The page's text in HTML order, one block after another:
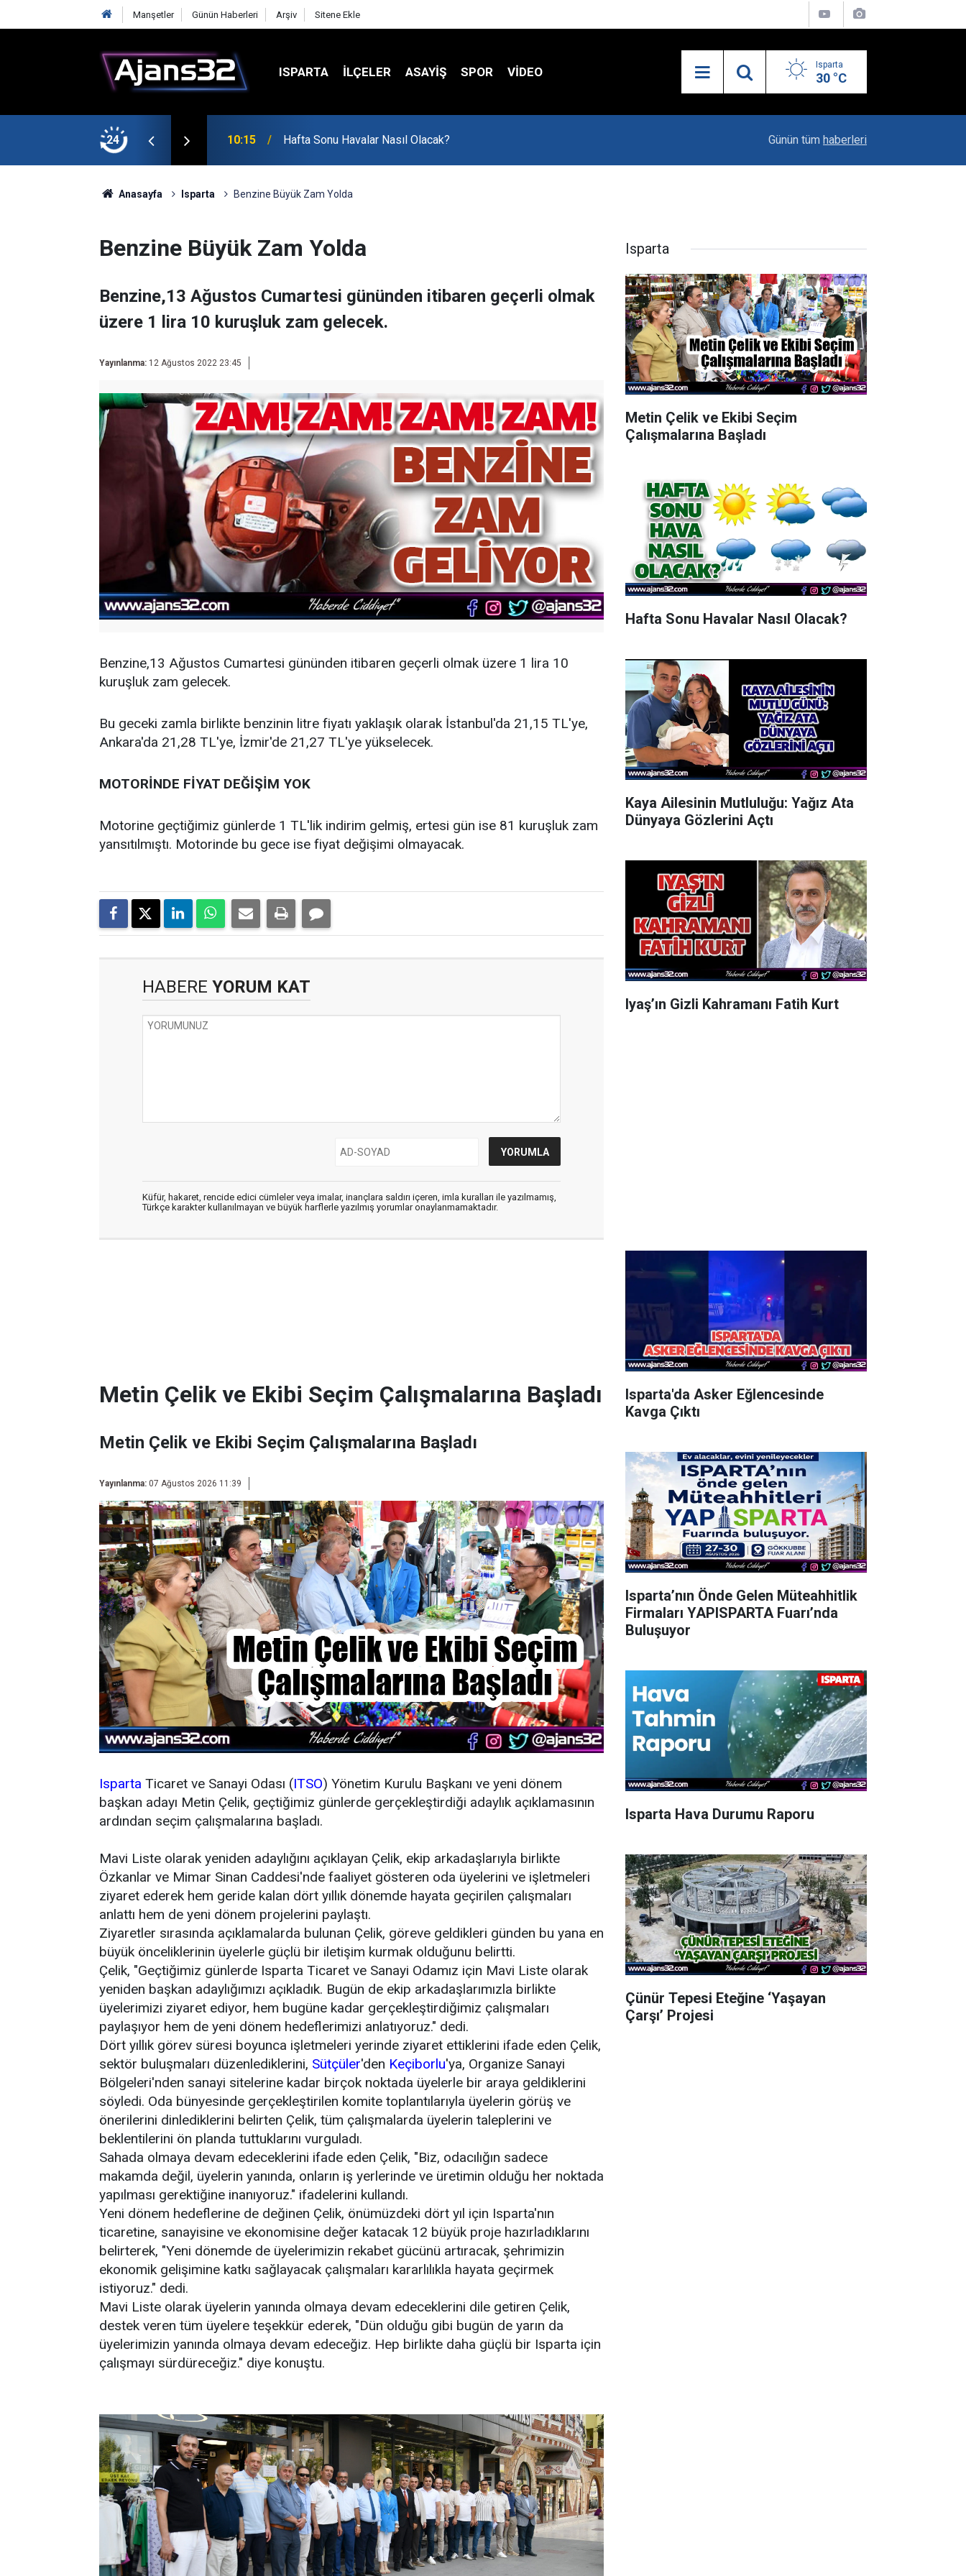
Manşetler Günün Haberleri Arşiv Sitene Ekle
ISPARTA İLÇELER ASAYİŞ SPOR VIDEO Isparta
30 °C
24 10:15 Hafta Sonu Havalar Nasıl Olacak? Kaya Ailesinin Mutluluğu: Yağız Ata Dünyaya
Günün tüm haberleri
Anasayfa Isparta Benzine Büyük Zam Yolda
Benzine Büyük Zam Yolda
Benzine,13 Ağustos Cumartesi gününden itibaren geçerli olmak
üzere 1 lira 10 kuruşluk zam gelecek.
Yayınlanma: 12 Ağustos 2022 23:45
Benzine,13 Ağustos Cumartesi gününden itibaren geçerli olmak üzere 1 lira 10
kuruşluk zam gelecek.
Bu geceki zamla birlikte benzinin litre fiyatı yaklaşık olarak İstanbul'da 21,15 TL'ye,
Ankara'da 21,28 TL'ye, İzmir'de 21,27 TL'ye yükselecek.
MOTORİNDE FİYAT DEĞİŞİM YOK
Motorine geçtiğimiz günlerde 1 TL'lik indirim gelmiş, ertesi gün ise 81 kuruşluk zam
yansıtılmıştı. Motorinde bu gece ise fiyat değişimi olmayacak.
HABERE YORUM KAT
Küfür, hakaret, rencide edici cümleler veya imalar, inançlara saldırı içeren, imla kuralları ile yazılmamış,
Türkçe karakter kullanılmayan ve büyük harflerle yazılmış yorumlar onaylanmamaktadır.
Metin Çelik ve Ekibi Seçim Çalışmalarına Başladı
Metin Çelik ve Ekibi Seçim Çalışmalarına Başladı
Yayınlanma: 07 Ağustos 2026 11:39
Isparta Ticaret ve Sanayi Odası (ITSO) Yönetim Kurulu Başkanı ve yeni dönem
başkan adayı Metin Çelik, geçtiğimiz günlerde gerçekleştirdiği adaylık açıklamasının
ardından seçim çalışmalarına başladı.
Mavi Liste olarak yeniden adaylığını açıklayan Çelik, ekip arkadaşlarıyla birlikte
Özkanlar ve Mimar Sinan Caddesi'nde faaliyet gösteren oda üyelerini ve işletmeleri
ziyaret ederek hem geride kalan dört yıllık dönemde hayata geçirilen çalışmaları
anlattı hem de yeni dönem projelerini paylaştı.
Ziyaretler sırasında açıklamalarda bulunan Çelik, göreve geldikleri günden bu yana en
büyük önceliklerinin üyelerle güçlü bir iletişim kurmak olduğunu belirtti.
Çelik, "Geçtiğimiz günlerde Isparta Ticaret ve Sanayi Odamız için Mavi Liste olarak
yeniden başkan adaylığımızı açıkladık. Bugün de ekip arkadaşlarımızla birlikte
üyelerimizi ziyaret ediyor, hem bugüne kadar gerçekleştirdiğimiz çalışmaları
paylaşıyor hem de yeni dönem hedeflerimizi anlatıyoruz." dedi.
Dört yıllık görev süresi boyunca işletmeleri yerinde ziyaret ettiklerini ifade eden Çelik,
sektör buluşmaları düzenlediklerini, Sütçüler'den Keçiborlu'ya, Organize Sanayi
Bölgeleri'nden sanayi sitelerine kadar birçok noktada üyelerle bir araya geldiklerini
söyledi. Oda bünyesinde gerçekleştirilen komite toplantılarıyla üyelerin görüş ve
önerilerini dinlediklerini belirten Çelik, tüm çalışmalarda üyelerin taleplerini ve
beklentilerini ön planda tuttuklarını vurguladı.
Sahada olmaya devam edeceklerini ifade eden Çelik, "Biz, odacılığın sadece
makamda değil, üyelerin yanında, onların iş yerlerinde ve üretimin olduğu her noktada
yapılması gerektiğine inanıyoruz." ifadelerini kullandı.
Yeni dönem hedeflerine de değinen Çelik, önümüzdeki dört yıl için Isparta'nın
ticaretine, sanayisine ve ekonomisine değer katacak 12 büyük proje hazırladıklarını
belirterek, "Yeni dönemde de üyelerimizin rekabet gücünü artıracak, şehrimizin
ekonomik gelişimine katkı sağlayacak çalışmaları kararlılıkla hayata geçirmek
istiyoruz." dedi.
Mavi Liste olarak üyelerin yanında olmaya devam edeceklerini dile getiren Çelik,
destek veren tüm üyelere teşekkür ederek, "Dün olduğu gibi bugün de yarın da
üyelerimizin yanında olmaya devam edeceğiz. Hep birlikte daha güçlü bir Isparta için
çalışmayı sürdüreceğiz." diye konuştu.
Isparta
Metin Çelik ve Ekibi Seçim
Çalışmalarına Başladı
Hafta Sonu Havalar Nasıl Olacak?
Kaya Ailesinin Mutluluğu: Yağız Ata
Dünyaya Gözlerini Açtı
Iyaş’ın Gizli Kahramanı Fatih Kurt
Isparta'da Asker Eğlencesinde
Kavga Çıktı
Isparta’nın Önde Gelen Müteahhitlik
Firmaları YAPISPARTA Fuarı’nda
Buluşuyor
Isparta Hava Durumu Raporu
Çünür Tepesi Eteğine ‘Yaşayan
Çarşı’ Projesi